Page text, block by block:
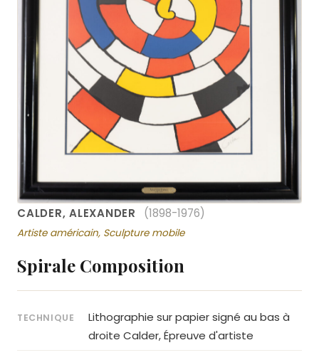
CALDER, ALEXANDER (1898-1976)
Artiste américain, Sculpture mobile
Spirale Composition
TECHNIQUE
Lithographie sur papier signé au bas à
droite Calder, Épreuve d'artiste